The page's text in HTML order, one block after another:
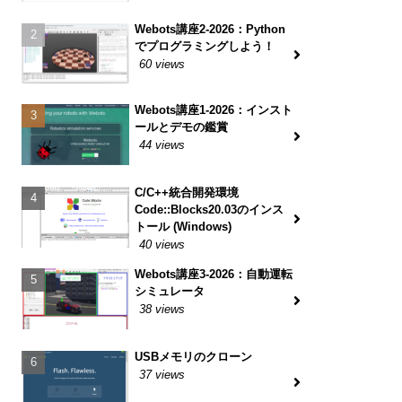
Webots講座2-2026：Python
でプログラミングしよう！
60 views
Webots講座1-2026：インスト
ールとデモの鑑賞
44 views
C/C++統合開発環境
Code::Blocks20.03のインス
トール (Windows)
40 views
Webots講座3-2026：自動運転
シミュレータ
38 views
USBメモリのクローン
37 views